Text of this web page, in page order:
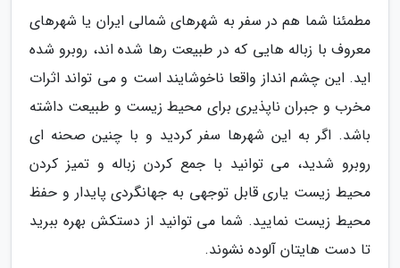
مطمئنا شما هم در سفر به شهرهای شمالی ایران یا شهرهای
معروف با زباله هایی که در طبیعت رها شده اند، روبرو شده
اید. این چشم انداز واقعا ناخوشایند است و می تواند اثرات
مخرب و جبران ناپذیری برای محیط زیست و طبیعت داشته
باشد. اگر به این شهرها سفر کردید و با چنین صحنه ای
روبرو شدید، می توانید با جمع کردن زباله و تمیز کردن
محیط زیست یاری قابل توجهی به جهانگردی پایدار و حفظ
محیط زیست نمایید. شما می توانید از دستکش بهره ببرید
تا دست هایتان آلوده نشوند.